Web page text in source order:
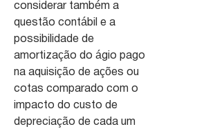
considerar também a
questão contábil e a
possibilidade de
amortização do ágio pago
na aquisição de ações ou
cotas comparado com o
impacto do custo de
depreciação de cada um